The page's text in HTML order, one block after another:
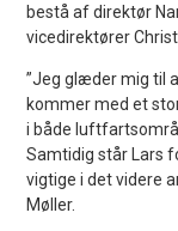
bestå af direktør
vicedirektører
”Jeg glæder mig til
kommer med et
i både
Samtidig står Lars
vigtige i det videre
Møller.